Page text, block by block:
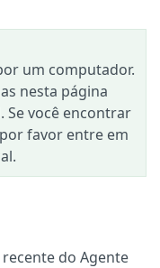
um computador.
nesta página
Se você encontrar
favor entre em
do Agente